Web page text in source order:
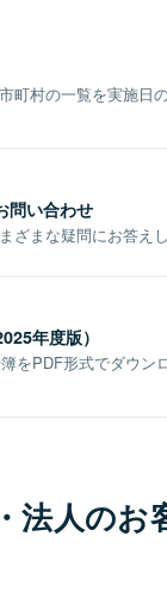
町村の一覧を実施日
問い合わせ
ざまな疑問にお答えし
年度版）
をPDF形式でダウン
法人のお